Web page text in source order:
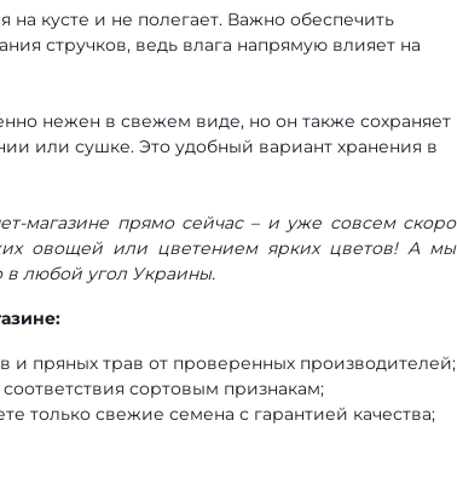
кусте и не полегает. Важно обеспечить
стручков, ведь влага напрямую влияет на
нежен в свежем виде, но он также сохраняет
или сушке. Это удобный вариант хранения в
магазине прямо сейчас – и уже совсем скоро
овощей или цветением ярких цветов! А мы
в любой угол Украины.
пряных трав от проверенных производителей;
сортовым признакам;
только свежие семена с гарантией качества;